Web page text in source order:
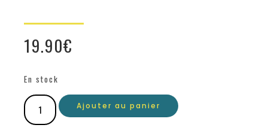
19.90€
En stock
Ajouter au panier